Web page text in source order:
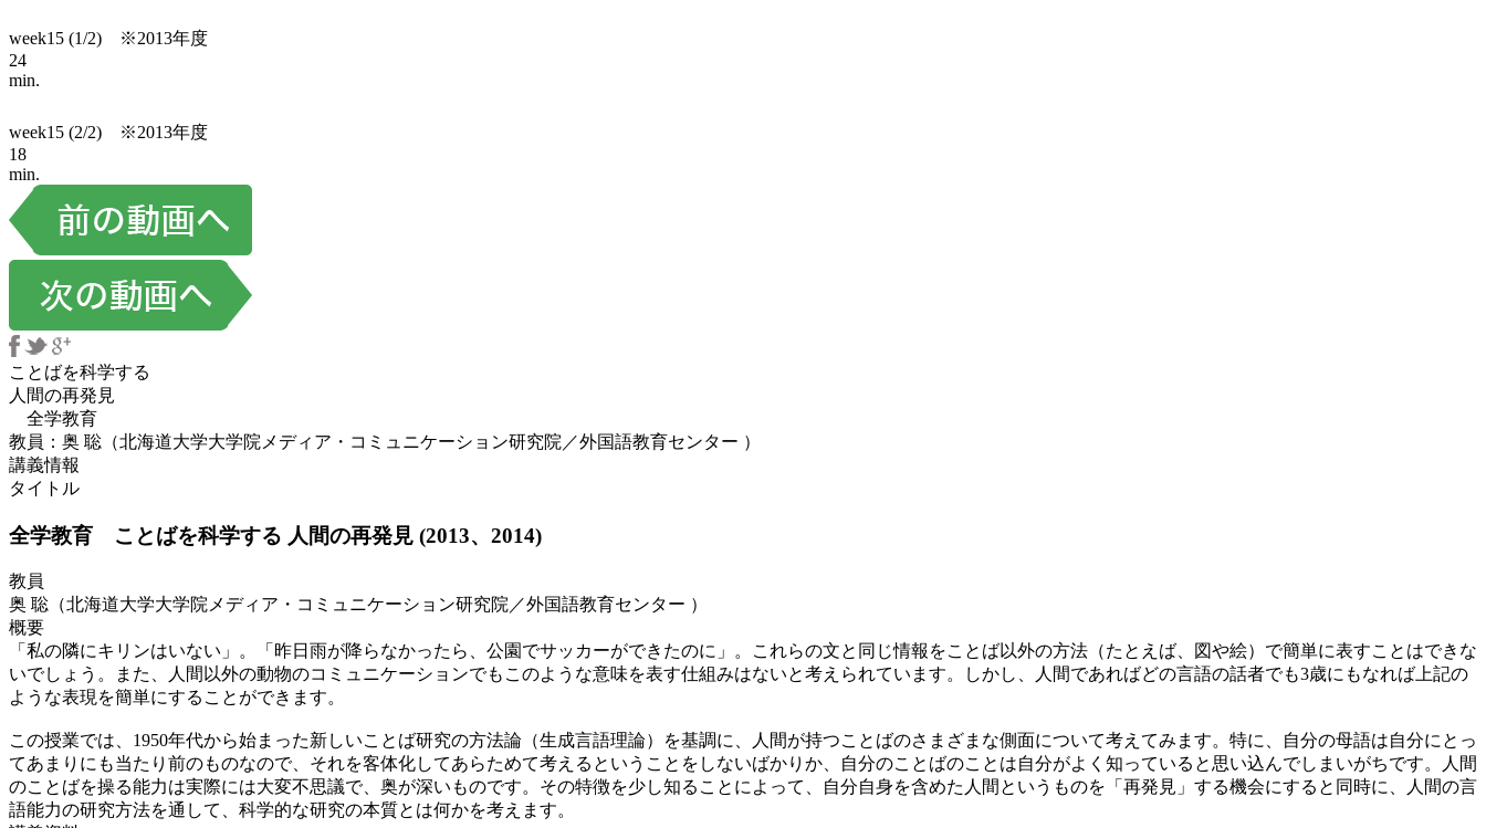
week15 (1/2) ※2013年度
24
min.
week15 (2/2) ※2013年度
18
min.
ことばを科学する
人間の再発見
全学教育
教員：奥 聡（北海道大学大学院メディア・コミュニケーション研究院／外国語教育センター ）
講義情報
タイトル
全学教育 ことばを科学する 人間の再発見 (2013、2014)
教員
奥 聡（北海道大学大学院メディア・コミュニケーション研究院／外国語教育センター ）
概要
「私の隣にキリンはいない」。「昨日雨が降らなかったら、公園でサッカーができたのに」。これらの文と同じ情報をことば以外の方法（たとえば、図や絵）で簡単に表すことはできな
いでしょう。また、人間以外の動物のコミュニケーションでもこのような意味を表す仕組みはないと考えられています。しかし、人間であればどの言語の話者でも3歳にもなれば上記の
ような表現を簡単にすることができます。
この授業では、1950年代から始まった新しいことば研究の方法論（生成言語理論）を基調に、人間が持つことばのさまざまな側面について考えてみます。特に、自分の母語は自分にとっ
てあまりにも当たり前のものなので、それを客体化してあらためて考えるということをしないばかりか、自分のことばのことは自分がよく知っていると思い込んでしまいがちです。人間
のことばを操る能力は実際には大変不思議で、奥が深いものです。その特徴を少し知ることによって、自分自身を含めた人間というものを「再発見」する機会にすると同時に、人間の言
語能力の研究方法を通して、科学的な研究の本質とは何かを考えます。